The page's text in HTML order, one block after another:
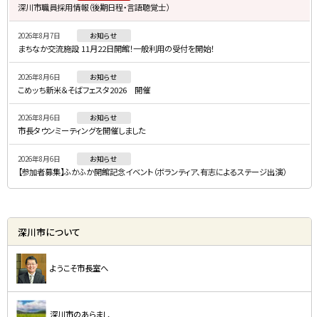
・
メ
ニ
ュ
ー
深川市職員採用情報（後期日程・言語聴覚士）
2026年8月7日 お知らせ
まちなか交流施設 11月22日開館！一般利用の受付を開始！
2026年8月6日 お知らせ
こめッち新米＆そばフェスタ2026 開催
2026年8月6日 お知らせ
市長タウンミーティングを開催しました
2026年8月6日 お知らせ
【参加者募集】ふかふか開館記念イベント（ボランティア、有志によるステージ出演）
深川市について
ようこそ市長室へ
深川市のあらまし